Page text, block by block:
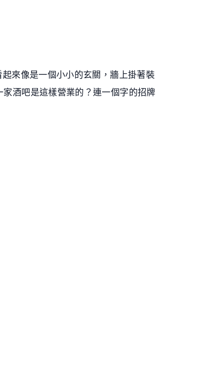
來像是一個小小的玄關，牆上掛著裝
酒吧是這樣營業的？連一個字的招牌